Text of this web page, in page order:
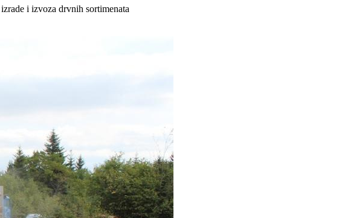
i izvoza drvnih sortimenata